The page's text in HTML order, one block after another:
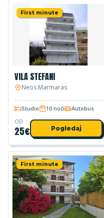
First minute
VILA STEFANI
Neos Marmaras
Studio 10 noći Autobus
OD
25€ Pogledaj
First minute